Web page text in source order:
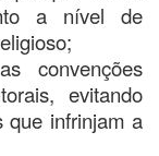
a nível de
convenções
evitando
que infrinjam a